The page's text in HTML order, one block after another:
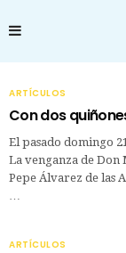
ARTÍCULOS
Con dos
El pasado domingo
La venganza de
Pepe Álvarez de las
ARTÍCULOS